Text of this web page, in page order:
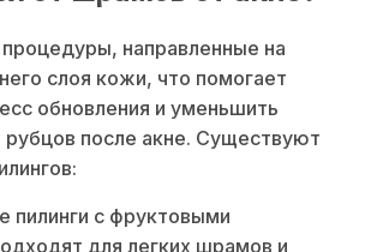
направленные на
слоя кожи, что помогает
обновления и уменьшить
после акне. Существуют
пилинги с фруктовыми
для легких шрамов и